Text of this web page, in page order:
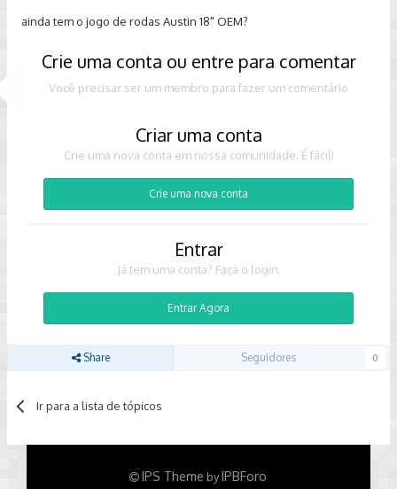
ainda tem o jogo de rodas Austin 18" OEM?
Crie uma conta ou entre para comentar
Você precisar ser um membro para fazer um comentário
Criar uma conta
Crie uma nova conta em nossa comunidade. É fácil!
Crie uma nova conta
Entrar
Já tem uma conta? Faça o login.
Entrar Agora
Share Seguidores 0
Ir para a lista de tópicos
IPS Theme byIPBForo